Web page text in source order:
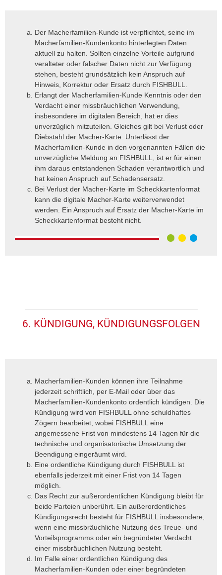
Der Macherfamilien-Kunde ist verpflichtet, seine im
Macherfamilien-Kundenkonto hinterlegten Daten
aktuell zu halten. Sollten einzelne Vorteile aufgrund
veralteter oder falscher Daten nicht zur Verfügung
stehen, besteht grundsätzlich kein Anspruch auf
Hinweis, Korrektur oder Ersatz durch FISHBULL.
Erlangt der Macherfamilien-Kunde Kenntnis oder den
Verdacht einer missbräuchlichen Verwendung,
insbesondere im digitalen Bereich, hat er dies
unverzüglich mitzuteilen. Gleiches gilt bei Verlust oder
Diebstahl der Macher-Karte. Unterlässt der
Macherfamilien-Kunde in den vorgenannten Fällen die
unverzügliche Meldung an FISHBULL, ist er für einen
ihm daraus entstandenen Schaden verantwortlich und
hat keinen Anspruch auf Schadensersatz.
Bei Verlust der Macher-Karte im Scheckkartenformat
kann die digitale Macher-Karte weiterverwendet
werden. Ein Anspruch auf Ersatz der Macher-Karte im
Scheckkartenformat besteht nicht.
6. KÜNDIGUNG, KÜNDIGUNGSFOLGEN
Macherfamilien-Kunden können ihre Teilnahme
jederzeit schriftlich, per E-Mail oder über das
Macherfamilien-Kundenkonto ordentlich kündigen. Die
Kündigung wird von FISHBULL ohne schuldhaftes
Zögern bearbeitet, wobei FISHBULL eine
angemessene Frist von mindestens 14 Tagen für die
technische und organisatorische Umsetzung der
Beendigung eingeräumt wird.
Eine ordentliche Kündigung durch FISHBULL ist
ebenfalls jederzeit mit einer Frist von 14 Tagen
möglich.
Das Recht zur außerordentlichen Kündigung bleibt für
beide Parteien unberührt. Ein außerordentliches
Kündigungsrecht besteht für FISHBULL insbesondere,
wenn eine missbräuchliche Nutzung des Treue- und
Vorteilsprogramms oder ein begründeter Verdacht
einer missbräuchlichen Nutzung besteht.
Im Falle einer ordentlichen Kündigung des
Macherfamilien-Kunden oder einer begründeten